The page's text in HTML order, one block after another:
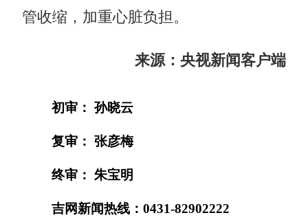
管收缩，加重心脏负担。
来源：央视新闻客户端
初审： 孙晓云
复审： 张彦梅
终审： 朱宝明
吉网新闻热线：0431-82902222